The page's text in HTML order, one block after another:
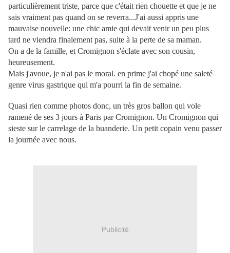
particulièrement triste, parce que c'était rien chouette et que je ne
sais vraiment pas quand on se reverra...J'ai aussi appris une
mauvaise nouvelle: une chic amie qui devait venir un peu plus
tard ne viendra finalement pas, suite à la perte de sa maman.
On a de la famille, et Cromignon s'éclate avec son cousin,
heureusement.
Mais j'avoue, je n'ai pas le moral. en prime j'ai chopé une saleté
genre virus gastrique qui m'a pourri la fin de semaine.
Quasi rien comme photos donc, un très gros ballon qui vole
ramené de ses 3 jours à Paris par Cromignon. Un Cromignon qui
sieste sur le carrelage de la buanderie. Un petit copain venu passer
la journée avec nous.
Publicité